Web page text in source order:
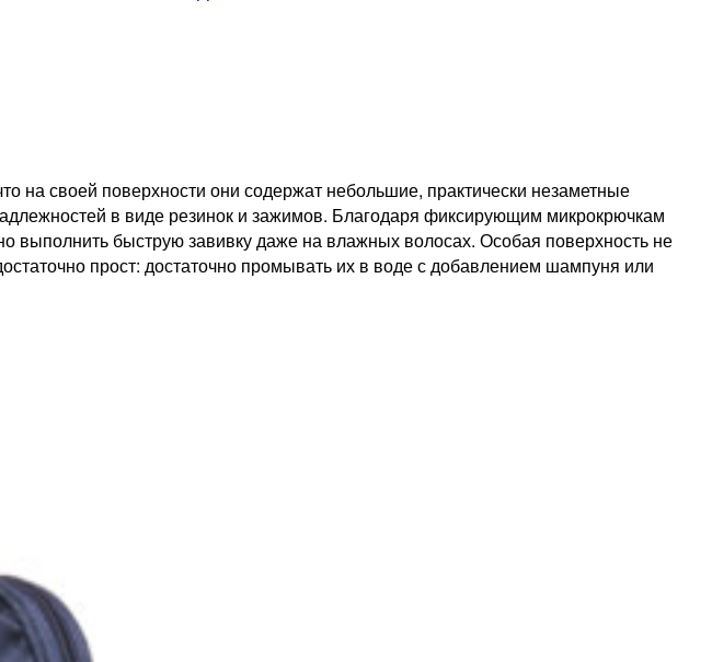
на своей поверхности они содержат небольшие, практически незаметные
в виде резинок и зажимов. Благодаря фиксирующим микрокрючкам
быструю завивку даже на влажных волосах. Особая поверхность не
прост: достаточно промывать их в воде с добавлением шампуня или